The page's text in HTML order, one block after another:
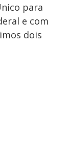
para
e com
dois